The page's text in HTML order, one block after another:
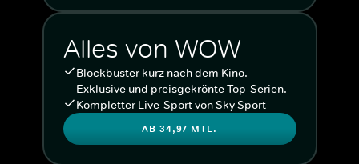
Alles von WOW
Blockbuster kurz nach dem Kino.
Exklusive und preisgekrönte Top-Serien.
Kompletter Live-Sport von Sky Sport
AB 34,97 MTL.